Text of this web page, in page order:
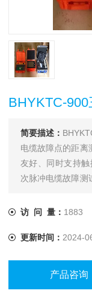
BHYKTC-
简要描述：
电缆故障点的距离
友好、同时支持
次脉冲电缆故障测
和电缆测试多次脉
访 问 量： 1883
更新时间： 2024-
产品咨询